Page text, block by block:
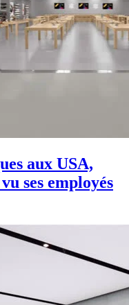
aux USA,
ses employés